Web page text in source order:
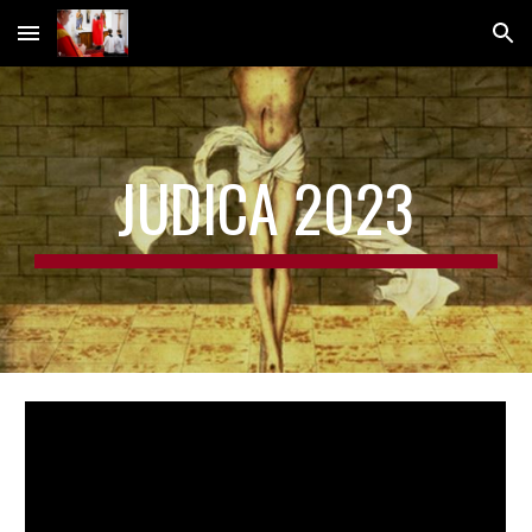
Skip to main content Skip to navigation
JUDICA 2023